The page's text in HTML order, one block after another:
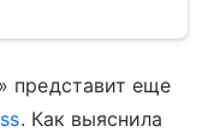
представит еще
. Как выяснила